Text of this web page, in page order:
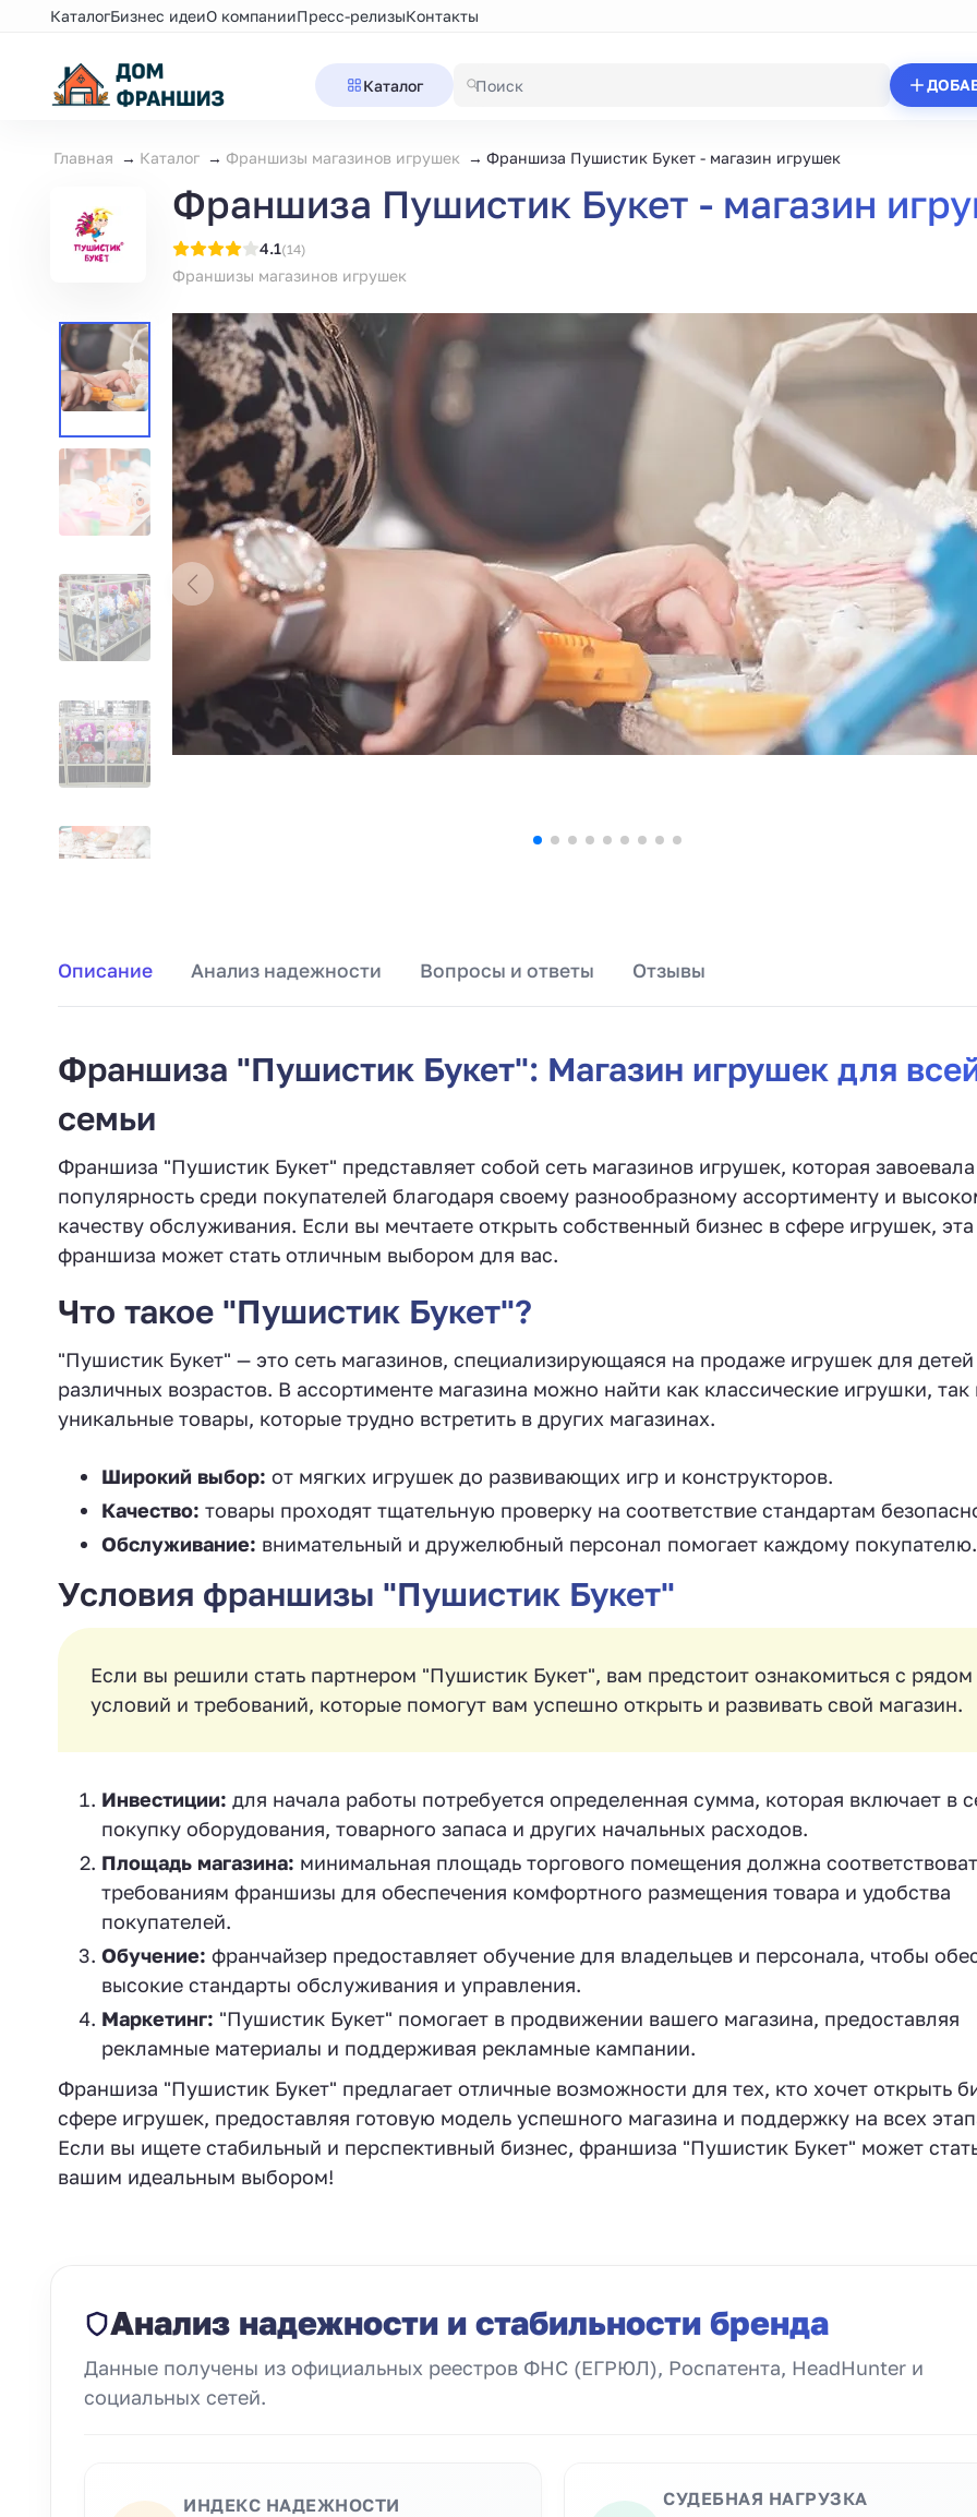
КаталогБизнес идеиО компанииПресс-релизыКонтакты
Каталог
Главная Каталог Франшизы магазинов игрушек Франшиза Пушистик Букет - магазин игрушек
Франшиза Пушистик Букет - магазин
4.1(14)
Франшизы магазинов игрушек
Описание Анализ надежности Вопросы и ответы Отзывы
Франшиза "Пушистик Букет": Магазин игрушек для
семьи
Франшиза "Пушистик Букет" представляет собой сеть магазинов игрушек, которая завоевала
популярность среди покупателей благодаря своему разнообразному ассортименту и
качеству обслуживания. Если вы мечтаете открыть собственный бизнес в сфере игрушек, эта
франшиза может стать отличным выбором для вас.
Что такое "Пушистик Букет"?
"Пушистик Букет" — это сеть магазинов, специализирующаяся на продаже игрушек для детей
различных возрастов. В ассортименте магазина можно найти как классические игрушки, так
уникальные товары, которые трудно встретить в других магазинах.
Широкий выбор: от мягких игрушек до развивающих игр и конструкторов.
Качество: товары проходят тщательную проверку на соответствие стандартам
Обслуживание: внимательный и дружелюбный персонал помогает каждому покупателю.
Условия франшизы "Пушистик Букет"
Если вы решили стать партнером "Пушистик Букет", вам предстоит ознакомиться с рядом
условий и требований, которые помогут вам успешно открыть и развивать свой магазин.
Инвестиции: для начала работы потребуется определенная сумма, которая включает в
покупку оборудования, товарного запаса и других начальных расходов.
Площадь магазина: минимальная площадь торгового помещения должна
требованиям франшизы для обеспечения комфортного размещения товара и удобства
покупателей.
Обучение: франчайзер предоставляет обучение для владельцев и персонала, чтобы
высокие стандарты обслуживания и управления.
Маркетинг: "Пушистик Букет" помогает в продвижении вашего магазина, предоставляя
рекламные материалы и поддерживая рекламные кампании.
Франшиза "Пушистик Букет" предлагает отличные возможности для тех, кто хочет открыть
сфере игрушек, предоставляя готовую модель успешного магазина и поддержку на всех
Если вы ищете стабильный и перспективный бизнес, франшиза "Пушистик Букет" может
вашим идеальным выбором!
Анализ надежности и стабильности бренда
Данные получены из официальных реестров ФНС (ЕГРЮЛ), Роспатента, HeadHunter и
социальных сетей.
ИНДЕКС НАДЕЖНОСТИ СУДЕБНАЯ НАГРУЗКА